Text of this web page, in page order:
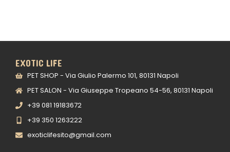
EXOTIC LIFE
PET SHOP - Via Giulio Palermo 101, 80131 Napoli
PET SALON - Via Giuseppe Tropeano 54-56, 80131 Napoli
+39 081 19183672
+39 350 1263222
exoticlifesito@gmail.com